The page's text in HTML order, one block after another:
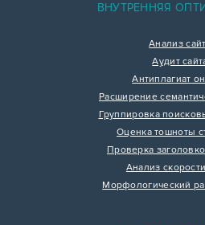
ВНУТРЕННЯЯ
Анализ
Аудит
Антиплагиат
Расширение
Группировка
Оценка тошноты
Проверка
Анализ
Морфологический